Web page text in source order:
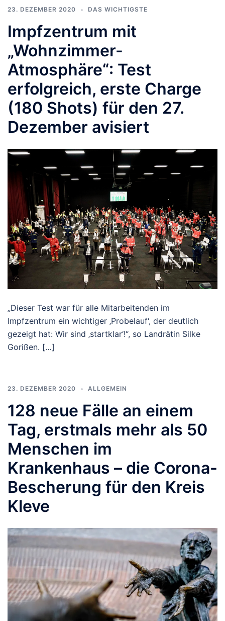
23. DEZEMBER 2020 DAS WICHTIGSTE
Impfzentrum mit
„Wohnzimmer-
Atmosphäre“: Test
erfolgreich, erste Charge
(180 Shots) für den 27.
Dezember avisiert
„Dieser Test war für alle Mitarbeitenden im
Impfzentrum ein wichtiger ‚Probelauf‘, der deutlich
gezeigt hat: Wir sind ‚startklar‘!“, so Landrätin Silke
Gorißen. […]
23. DEZEMBER 2020 ALLGEMEIN
128 neue Fälle an einem
Tag, erstmals mehr als 50
Menschen im
Krankenhaus – die Corona-
Bescherung für den Kreis
Kleve